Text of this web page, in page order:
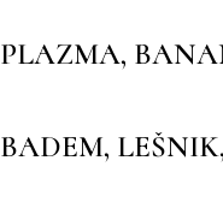
PLAZMA,
BADEM,